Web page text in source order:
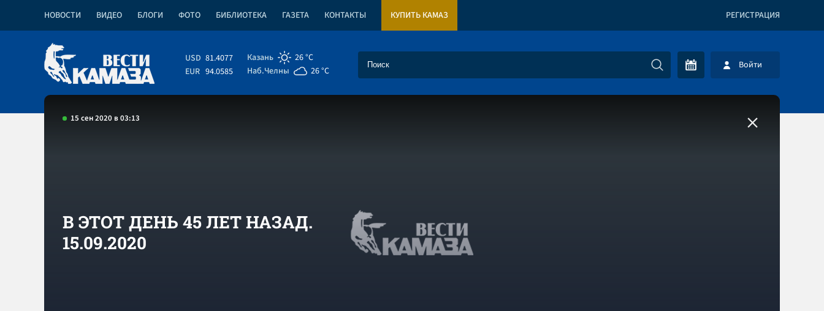
НОВОСТИ ВИДЕО БЛОГИ ФОТО БИБЛИОТЕКА ГАЗЕТА КОНТАКТЫ КУПИТЬ КАМАЗ РЕГИСТРАЦИЯ
USD 81.4077
EUR 94.0585
Казань
26 °C
Наб.Челны
26 °C Войти
15 сен 2020 в 03:13
В ЭТОТ ДЕНЬ 45 ЛЕТ НАЗАД.
15.09.2020